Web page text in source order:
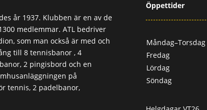
år 1937. Klubben är en av de
medlemmar. ATL bedriver
som man också är med och
till 8 tennisbanor , 4
2 pingisbord och en
på
tennis, 2 padelbanor,
Öppettider
Måndag–Torsdag
Fredag
Lördag
Söndag